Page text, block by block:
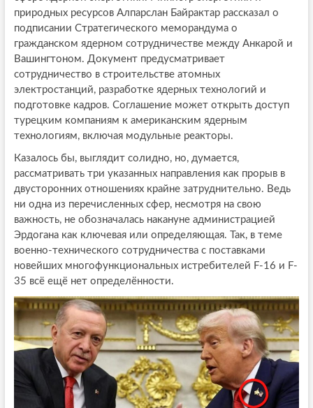
природных ресурсов Алпарслан Байрактар рассказал о
подписании Стратегического меморандума о
гражданском ядерном сотрудничестве между Анкарой и
Вашингтоном. Документ предусматривает
сотрудничество в строительстве атомных
электростанций, разработке ядерных технологий и
подготовке кадров. Соглашение может открыть доступ
турецким компаниям к американским ядерным
технологиям, включая модульные реакторы.
Казалось бы, выглядит солидно, но, думается,
рассматривать три указанных направления как прорыв в
двусторонних отношениях крайне затруднительно. Ведь
ни одна из перечисленных сфер, несмотря на свою
важность, не обозначалась накануне администрацией
Эрдогана как ключевая или определяющая. Так, в теме
военно-технического сотрудничества с поставками
новейших многофункциональных истребителей F-16 и F-
35 всё ещё нет определённости.